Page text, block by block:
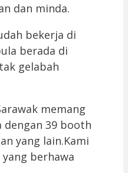
dan minda.
bekerja di
berada di
gelabah
memang
39 booth
yang lain.Kami
berhawa